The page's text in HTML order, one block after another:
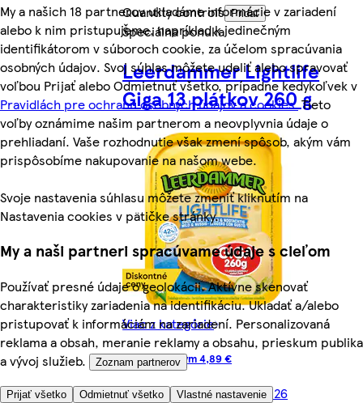
My a našich 18 partnerov ukladáme informácie v zariadení
alebo k nim pristupujeme, napríklad k jedinečným
identifikátorom v súboroch cookie, za účelom spracúvania
osobných údajov. Svoj súhlas môžete udeliť alebo spravovať
voľbou Prijať alebo Odmietnuť všetko, prípadne kedykoľvek v
Pravidlách pre ochranu osobných údajov a cookies.Tieto
voľby oznámime našim partnerom a neovplyvnia údaje o
prehliadaní. Vaše rozhodnutie však zmení spôsob, akým vám
prispôsobíme nakupovanie na našom webe.
Svoje nastavenia súhlasu môžete zmeniť kliknutím na
Nastavenia cookies v pätičke stránky.
My a naši partneri spracúvame údaje s cieľom
Používať presné údaje o geolokácii. Aktívne skenovať
charakteristiky zariadenia na identifikáciu. Ukladať a/alebo
pristupovať k informáciám na zariadení. Personalizovaná
reklama a obsah, meranie reklamy a obsahu, prieskum publika
a vývoj služieb.
Zoznam partnerov
Prijať všetko Odmietnuť všetko Vlastné nastavenie
Quantity controls Pridať
Špeciálna ponuka
Leerdammer Lightlife
Giga 13 plátkov 260 g
Viac z kategórie
-50%, predtým 4,89 €
Cena je platná do 11. 8. 2026